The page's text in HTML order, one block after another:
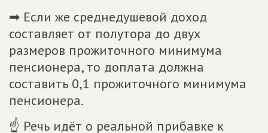
➡ Если же среднедушевой доход
составляет от полутора до двух
размеров прожиточного минимума
пенсионера, то доплата должна
составить 0,1 прожиточного минимума
пенсионера.
☝ Речь идёт о реальной прибавке к